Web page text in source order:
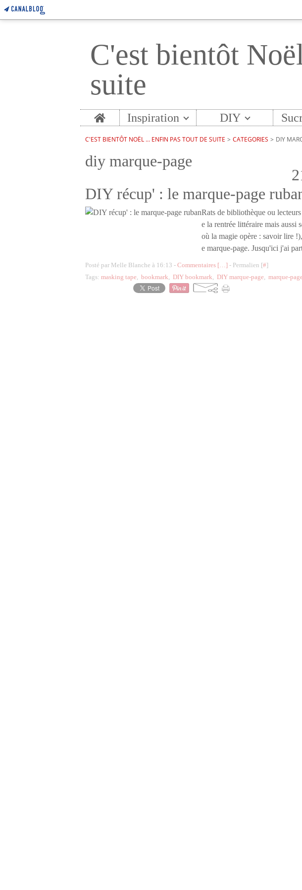
C'est bientôt
suite
Home Inspiration DIY
C'EST BIENTÔT NOËL ... ENFIN PAS TOUT DE SUITE > CATEGORIES > DIY
diy marque-page
DIY récup' : le marque-page
Rats de bibliothèque ou
e la rentrée littéraire mais aussi
où la magie opère : savoir lire
e marque-page. Jusqu'ici j'ai
Posté par Melle Blanche à 16:13 - Commentaires […] - Permalien [#]
Tags: masking tape, bookmark, DIY bookmark, DIY marque-page, marque-